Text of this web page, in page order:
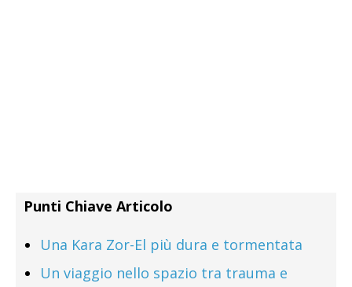
Punti Chiave Articolo
Una Kara Zor-El più dura e tormentata
Un viaggio nello spazio tra trauma e